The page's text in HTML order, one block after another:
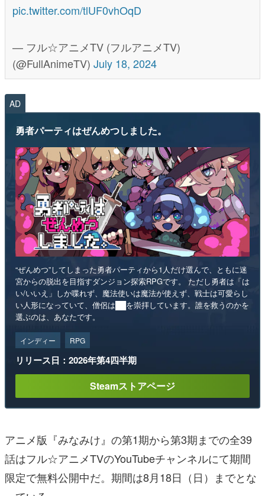
pic.twitter.com/tlUF0vhOqD
— フル☆アニメTV (フルアニメTV)
(@FullAnimeTV) July 18, 2024
AD
勇者パーティはぜんめつしました。
“ぜんめつ”してしまった勇者パーティから1人だけ選んで、ともに迷
宮からの脱出を目指すダンジョン探索RPGです。 ただし勇者は「は
い/いいえ」しか喋れず、魔法使いは魔法が使えず、戦士は可愛らし
い人形になっていて、僧侶は██を崇拝しています。誰を救うのかを
選ぶのは、あなたです。
インディー RPG
リリース日：2026年第4四半期
Steamストアページ
アニメ版『みなみけ』の第1期から第3期までの全39
話はフル☆アニメTVのYouTubeチャンネルにて期間
限定で無料公開中だ。期間は8月18日（日）までとな